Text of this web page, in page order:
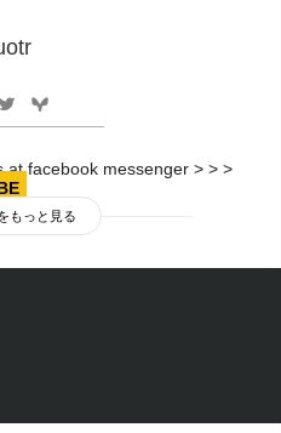
at facebook messenger > > >
もっと見る